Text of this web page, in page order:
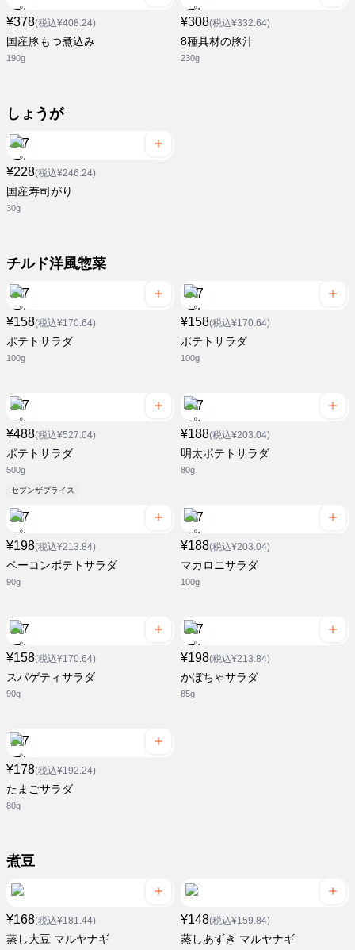
¥378(税込¥408.24)
国産豚もつ煮込み
190g
¥308(税込¥332.64)
8種具材の豚汁
230g
しょうが
¥228(税込¥246.24)
国産寿司がり
30g
チルド洋風惣菜
¥158(税込¥170.64)
ポテトサラダ
100g
¥158(税込¥170.64)
ポテトサラダ
100g
¥488(税込¥527.04)
ポテトサラダ
500g
セブンザプライス
¥188(税込¥203.04)
明太ポテトサラダ
80g
¥198(税込¥213.84)
ベーコンポテトサラダ
90g
¥188(税込¥203.04)
マカロニサラダ
100g
¥158(税込¥170.64)
スパゲティサラダ
90g
¥198(税込¥213.84)
かぼちゃサラダ
85g
¥178(税込¥192.24)
たまごサラダ
80g
煮豆
¥168(税込¥181.44)
蒸し大豆 マルヤナギ
¥148(税込¥159.84)
蒸しあずき マルヤナギ